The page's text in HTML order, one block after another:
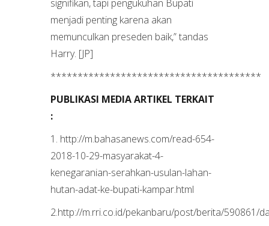
signifikan, tapi pengukuhan Bupati
menjadi penting karena akan
memunculkan preseden baik,” tandas
Harry. [JP]
***************************************
PUBLIKASI MEDIA ARTIKEL TERKAIT
:
1. http://m.bahasanews.com/read-654-
2018-10-29-masyarakat-4-
kenegaranian-serahkan-usulan-lahan-
hutan-adat-ke-bupati-kampar.html
2.http://m.rri.co.id/pekanbaru/post/berita/590861/